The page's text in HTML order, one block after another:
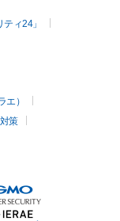
ィ24」
エ）
策